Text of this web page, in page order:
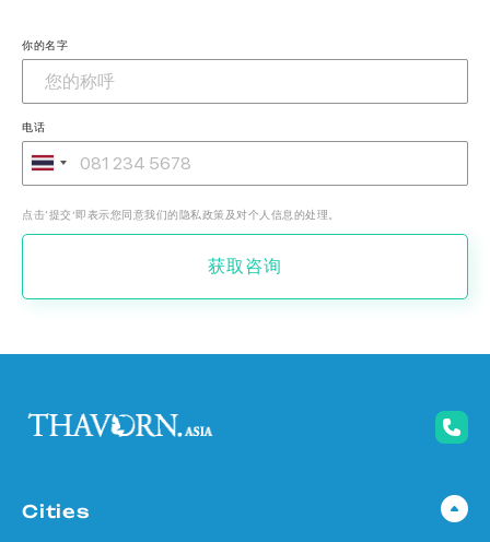
你的名字
电话
点击‘提交’即表示您同意我们的隐私政策及对个人信息的处理。
获取咨询
Cities